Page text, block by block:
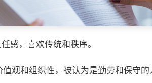
感，喜欢传统和秩序。
观和组织性，被认为是勤劳和保守的